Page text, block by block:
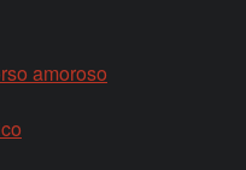
amoroso